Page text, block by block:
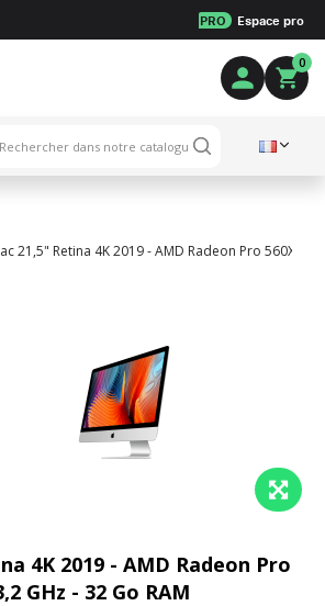
PRO Espace pro
0
21,5" Retina 4K 2019 - AMD Radeon Pro 560X -
4K 2019 - AMD Radeon Pro
GHz - 32 Go RAM